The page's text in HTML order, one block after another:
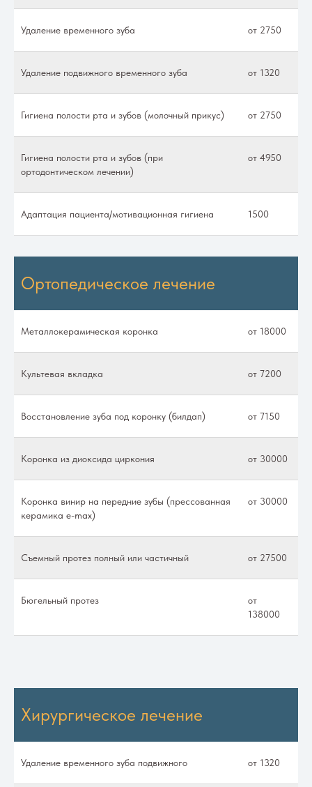
Удаление временного зуба от 2750
Удаление подвижного временного зуба от 1320
Гигиена полости рта и зубов (молочный прикус) от 2750
Гигиена полости рта и зубов (при
ортодонтическом лечении)
от 4950
Адаптация пациента/мотивационная гигиена 1500
Ортопедическое лечение
Металлокерамическая коронка от 18000
Культевая вкладка от 7200
Восстановление зуба под коронку (билдап) от 7150
Коронка из диоксида циркония от 30000
Коронка винир на передние зубы (прессованная
керамика e-maх)
от 30000
Съемный протез полный или частичный от 27500
Бюгельный протез
от
138000
Хирургическое лечение
Удаление временного зуба подвижного от 1320